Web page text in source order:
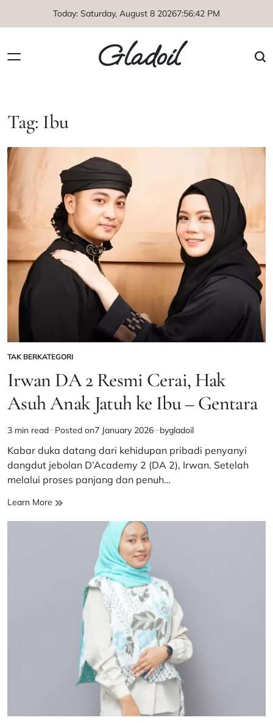
Today: Saturday, August 8 20267:56:43 PM
Gladoil
Tag: Ibu
POSTED
IN
TAK BERKATEGORI
Irwan DA 2 Resmi Cerai, Hak
Asuh Anak Jatuh ke Ibu – Gentara
Estimated
read
time
3 min read Posted on7 January 2026 bygladoil
Kabar duka datang dari kehidupan pribadi penyanyi
dangdut jebolan D’Academy 2 (DA 2), Irwan. Setelah
melalui proses panjang dan penuh…
Learn More Irwan
Gentara